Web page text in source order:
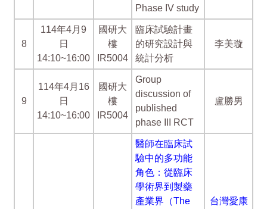
Phase IV study
8
114年4月9
日
14:10~16:00
國研大
樓
IR5004
臨床試驗計畫
的研究設計與
統計分析
李美璇
9
114年4月16
日
14:10~16:00
國研大
樓
IR5004
Group
discussion of
published
phase III RCT
盧勝男
醫師在臨床試
驗中的多功能
角色：從臨床
學術界到製藥
產業界（The
台灣愛康